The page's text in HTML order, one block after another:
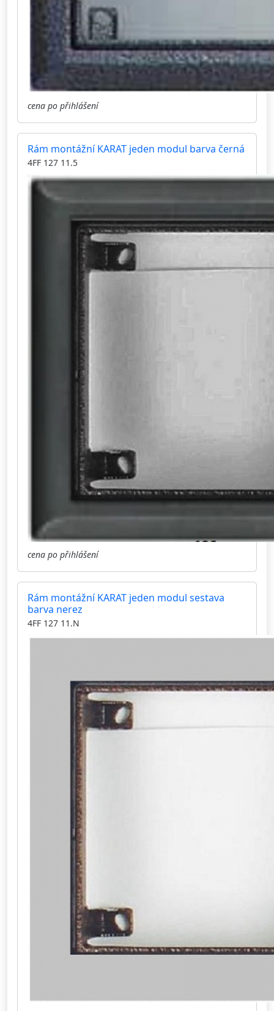
cena po přihlášení
Rám montážní KARAT jeden modul barva černá
4FF 127 11.5
cena po přihlášení
Rám montážní KARAT jeden modul sestava
barva nerez
4FF 127 11.N